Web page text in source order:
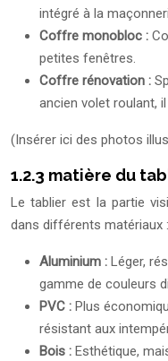
intégré à la
Coffre monobloc :
petites fenêtres.
Coffre rénovation :
ancien volet roulant,
(Insérer ici des photos
1.2.3 matière du
Le tablier est la partie
dans différents matériaux :
Aluminium : Léger,
gamme de couleurs
PVC : Plus
résistant aux
Bois : Esthétique,